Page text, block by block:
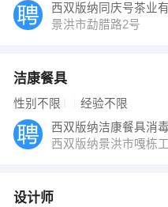
西双版纳同庆号茶业
景洪市勐腊路2号
洁康餐具
性别不限 经验不限
西双版纳景洪市嘎栋
设计师